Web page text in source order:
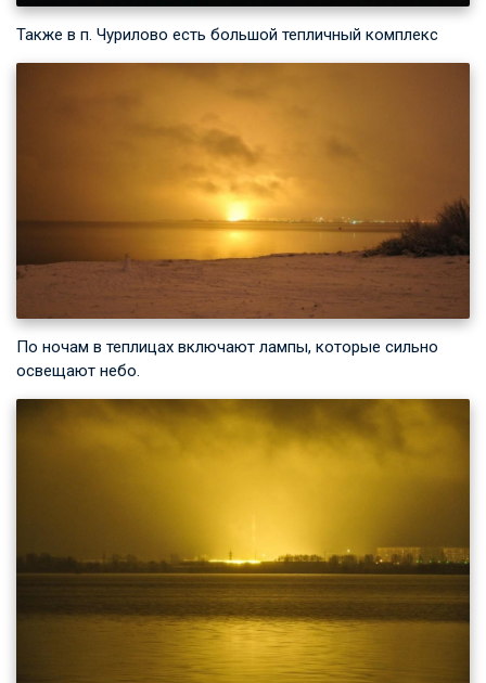
Также в п. Чурилово есть большой тепличный комплекс
По ночам в теплицах включают лампы, которые сильно
освещают небо.